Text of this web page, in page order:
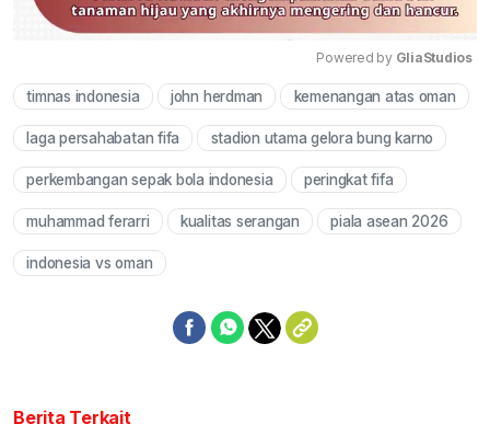
Mute
Powered by GliaStudios
timnas indonesia john herdman kemenangan atas oman
laga persahabatan fifa stadion utama gelora bung karno
perkembangan sepak bola indonesia peringkat fifa
muhammad ferarri kualitas serangan piala asean 2026
indonesia vs oman
Berita Terkait